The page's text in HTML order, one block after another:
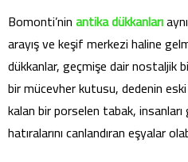
Bomonti’ninantika dükkanları
arayış ve keşif merkezi haline
dükkanlar, geçmişe dair nostaljik
bir mücevher kutusu, dedenin
kalan bir porselen tabak,
hatıralarını canlandıran eşyalar